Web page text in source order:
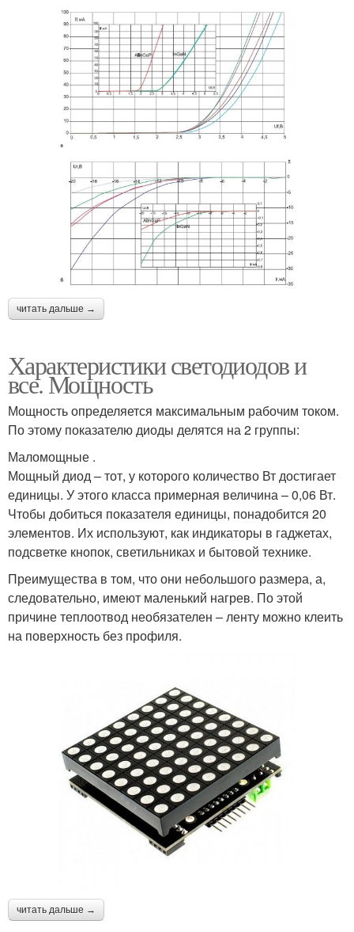
читать дальше →
Характеристики светодиодов и
все. Мощность
Мощность определяется максимальным рабочим током.
По этому показателю диоды делятся на 2 группы:
Маломощные .
Мощный диод – тот, у которого количество Вт достигает
единицы. У этого класса примерная величина – 0,06 Вт.
Чтобы добиться показателя единицы, понадобится 20
элементов. Их используют, как индикаторы в гаджетах,
подсветке кнопок, светильниках и бытовой технике.
Преимущества в том, что они небольшого размера, а,
следовательно, имеют маленький нагрев. По этой
причине теплоотвод необязателен – ленту можно клеить
на поверхность без профиля.
читать дальше →